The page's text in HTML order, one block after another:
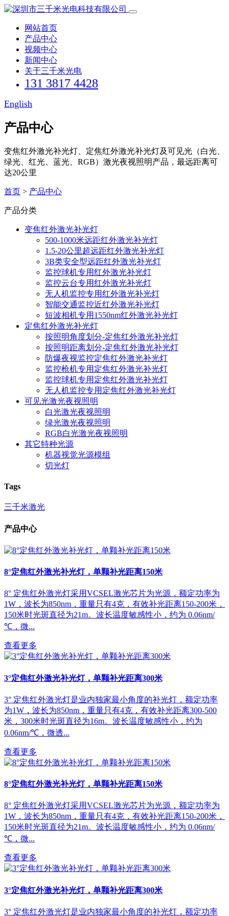
网站首页
产品中心
视频中心
新闻中心
关于三千米光电
131 3817 4428
English
产品中心
变焦红外激光补光灯、定焦红外激光补光灯及可见光（白光、
绿光、红光、蓝光、RGB）激光夜视照明产品，最远距离可
达20公里
首页 > 产品中心
产品分类
变焦红外激光补光灯
500-1000米远距红外激光补光灯
1.5-20公里超远距红外激光补光灯
3B类安全型远距红外激光补光灯
监控球机专用红外激光补光灯
监控云台专用红外激光补光灯
无人机监控专用红外激光补光灯
智能交通监控近红外激光补光灯
短波相机专用1550nm红外激光补光灯
定焦红外激光补光灯
按照明角度划分-定焦红外激光补光灯
按照明距离划分-定焦红外激光补光灯
防爆夜视监控定焦红外激光补光灯
监控枪机专用定焦红外激光补光灯
监控球机专用定焦红外激光补光灯
无人机监控专用定焦红外激光补光灯
可见光激光夜视照明
白光激光夜视照明
绿光激光夜视照明
RGB白光激光夜视照明
其它特种光源
机器视觉光源模组
切光灯
Tags
三千米激光
产品中心
8°定焦红外激光补光灯，单颗补光距离150米
8° 定焦红外激光灯采用VCSEL激光芯片为光源，额定功率为
1W，波长为850nm，重量只有4克，有效补光距离150-200米，
150米时光斑直径为21m。波长温度敏感性小，约为 0.06nm/
℃，微...
查看更多
3°定焦红外激光补光灯，单颗补光距离300米
3° 定焦红外激光灯是业内独家最小角度的补光灯，额定功率
为1W，波长为850nm，重量只有4克，有效补光距离300-500
米，300米时光斑直径为16m。波长温度敏感性小，约为
0.06nm/℃，微透...
查看更多
8°定焦红外激光补光灯，单颗补光距离150米
8° 定焦红外激光灯采用VCSEL激光芯片为光源，额定功率为
1W，波长为850nm，重量只有4克，有效补光距离150-200米，
150米时光斑直径为21m。波长温度敏感性小，约为 0.06nm/
℃，微...
查看更多
3°定焦红外激光补光灯，单颗补光距离300米
3° 定焦红外激光灯是业内独家最小角度的补光灯，额定功率